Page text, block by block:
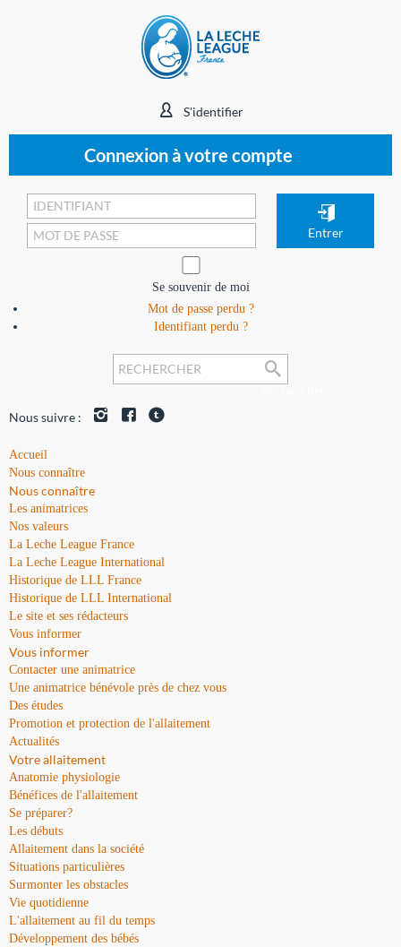
S'identifier
Connexion à votre compte
Se souvenir de moi
Mot de passe perdu ?
Identifiant perdu ?
Nous suivre :
Accueil
Nous connaître
Nous connaître
Les animatrices
Nos valeurs
La Leche League France
La Leche League International
Historique de LLL France
Historique de LLL International
Le site et ses rédacteurs
Vous informer
Vous informer
Contacter une animatrice
Une animatrice bénévole près de chez vous
Des études
Promotion et protection de l'allaitement
Actualités
Votre allaitement
Anatomie physiologie
Bénéfices de l'allaitement
Se préparer?
Les débuts
Allaitement dans la société
Situations particulières
Surmonter les obstacles
Vie quotidienne
L'allaitement au fil du temps
Développement des bébés